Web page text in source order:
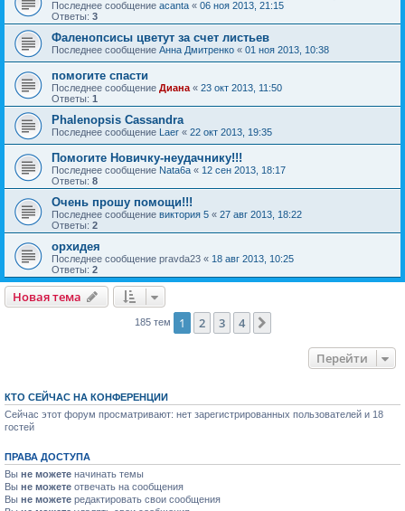
Последнее сообщение acanta « 06 ноя 2013, 21:15
Ответы: 3
Фаленопсисы цветут за счет листьев
Последнее сообщение Анна Дмитренко « 01 ноя 2013, 10:38
помогите спасти
Последнее сообщение Диана « 23 окт 2013, 11:50
Ответы: 1
Phalenopsis Cassandra
Последнее сообщение Laer « 22 окт 2013, 19:35
Помогите Новичку-неудачнику!!!
Последнее сообщение Nata6a « 12 сен 2013, 18:17
Ответы: 8
Очень прошу помощи!!!
Последнее сообщение виктория 5 « 27 авг 2013, 18:22
Ответы: 2
орхидея
Последнее сообщение pravda23 « 18 авг 2013, 10:25
Ответы: 2
Новая тема
185 тем 1 2 3 4
Перейти
КТО СЕЙЧАС НА КОНФЕРЕНЦИИ
Сейчас этот форум просматривают: нет зарегистрированных пользователей и 18
гостей
ПРАВА ДОСТУПА
Вы не можете начинать темы
Вы не можете отвечать на сообщения
Вы не можете редактировать свои сообщения